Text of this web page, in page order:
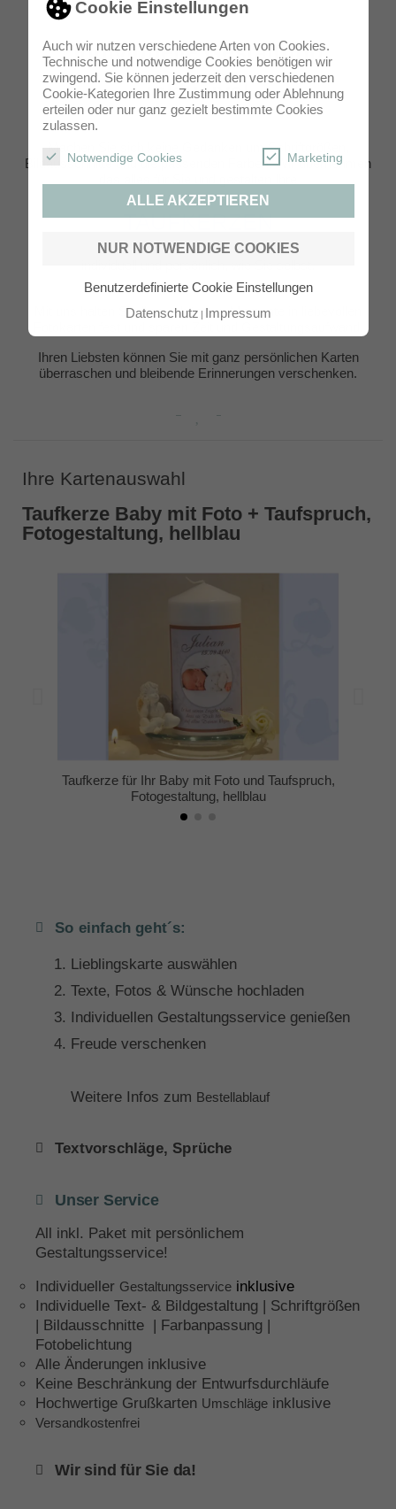
Cookie Einstellungen
Auch wir nutzen verschiedene Arten von Cookies.
Technische und notwendige Cookies benötigen wir
zwingend. Sie können jederzeit den verschiedenen
Cookie-Kategorien Ihre Zustimmung oder Ablehnung
erteilen oder nur ganz gezielt bestimmte Cookies
zulassen.
Notwendige Cookies Marketing
ALLE AKZEPTIEREN
NUR NOTWENDIGE COOKIES
Benutzerdefinierte Cookie Einstellungen
Datenschutz Impressum
Individuelle Gestaltung
inklusive!
Machen Sie sich keine Gedanken um Schriftgrößen,
Bildausschnitte und die passenden Farben. Wir übernehmen
TAUFKERZEN
Mit uns halten Sie Ihre schönsten Momente in liebevollen
Ihren Liebsten können Sie mit ganz persönlichen Karten
überraschen und bleibende Erinnerungen verschenken.
Ihre Kartenauswahl
Taufkerze Baby mit Foto + Taufspruch,
Fotogestaltung, hellblau
Taufkerze für Ihr Baby mit Foto und Taufspruch,
Fotogestaltung, hellblau
So einfach geht´s:
Lieblingskarte auswählen
Texte, Fotos & Wünsche hochladen
Individuellen Gestaltungsservice genießen
Freude verschenken
Weitere Infos zum Bestellablauf
Textvorschläge, Sprüche
Unser Service
All inkl. Paket mit persönlichem
Gestaltungsservice!
Individueller Gestaltungsservice inklusive
Individuelle Text- & Bildgestaltung | Schriftgrößen
| Bildausschnitte | Farbanpassung |
Fotobelichtung
Alle Änderungen inklusive
Keine Beschränkung der Entwurfsdurchläufe
Hochwertige Grußkarten Umschläge inklusive
Versandkostenfrei
Wir sind für Sie da!